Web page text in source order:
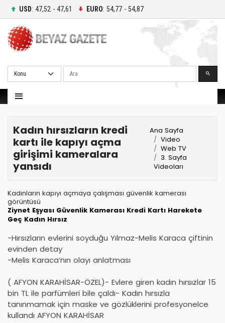
USD: 47,52 - 47,61 EURO: 54,77 - 54,87
Ara
Kadın hırsızların kredi
kartı ile kapıyı açma
girişimi kameralara
yansıdı
Ana Sayfa
Video
Web TV
3. Sayfa
Videoları
Kadınların kapıyı açmaya çalışması güvenlik kamerası
görüntüsü
Ziynet Eşyası Güvenlik Kamerası Kredi Kartı Harekete
Geç Kadın Hırsız
-Hırsızların evlerini soyduğu Yılmaz-Melis Karaca çiftinin
evinden detay
-Melis Karaca’nın olayı anlatması
( AFYON KARAHİSAR-ÖZEL)- Evlere giren kadın hırsızlar 15
bin TL ile parfümleri bile çaldı- Kadın hırsızla
tanınmamak için maske ve gözlüklerini profesyonelce
kullandı AFYON KARAHİSAR